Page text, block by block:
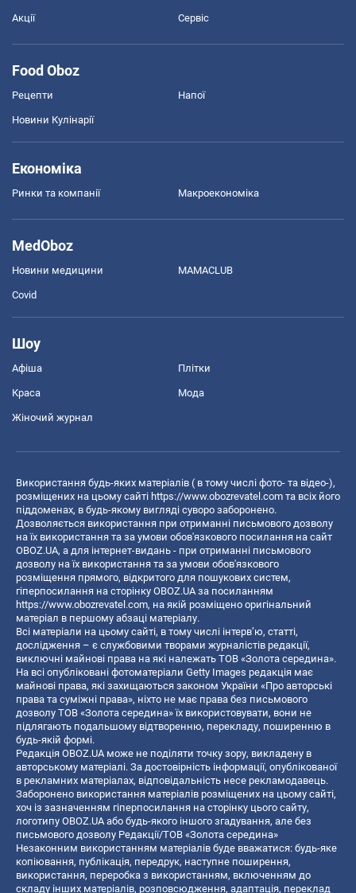
Акції Сервіс
Food Oboz
Рецепти Напої
Новини Кулінарії
Економіка
Ринки та компанії Макроекономіка
MedOboz
Новини медицини MAMACLUB
Covid
Шоу
Афіша Плітки
Краса Мода
Жіночий журнал
Використання будь-яких матеріалів ( в тому числі фото- та відео-),
розміщених на цьому сайті https://www.obozrevatel.com та всіх його
піддоменах, в будь-якому вигляді суворо заборонено.
Дозволяється використання при отриманні письмового дозволу
на їх використання та за умови обов'язкового посилання на сайт
OBOZ.UA, а для інтернет-видань - при отриманні письмового
дозволу на їх використання та за умови обов'язкового
розміщення прямого, відкритого для пошукових систем,
гіперпосилання на сторінку OBOZ.UA за посиланням
https://www.obozrevatel.com, на якій розміщено оригінальний
матеріал в першому абзаці матеріалу.
Всі матеріали на цьому сайті, в тому числі інтерв’ю, статті,
дослідження – є службовими творами журналістів редакції,
виключні майнові права на які належать ТОВ «Золота середина».
На всі опубліковані фотоматеріали Getty Images редакція має
майнові права, які захищаються законом України «Про авторські
права та суміжні права», ніхто не має права без письмового
дозволу ТОВ «Золота середина» їх використовувати, вони не
підлягають подальшому відтворенню, перекладу, поширенню в
будь-якій формі.
Редакція OBOZ.UA може не поділяти точку зору, викладену в
авторському матеріалі. За достовірність інформації, опублікованої
в рекламних матеріалах, відповідальність несе рекламодавець.
Заборонено використання матеріалів розміщених на цьому сайті,
хоч із зазначенням гіперпосилання на сторінку цього сайту,
логотипу OBOZ.UA або будь-якого іншого згадування, але без
письмового дозволу Редакції/ТОВ «Золота середина»
Незаконним використанням матеріалів буде вважатися: будь-яке
копiювання, публiкацiя, передрук, наступне поширення,
використання, переробка з використанням, включенням до
складу інших матеріалів, розповсюдження, адаптація, переклад